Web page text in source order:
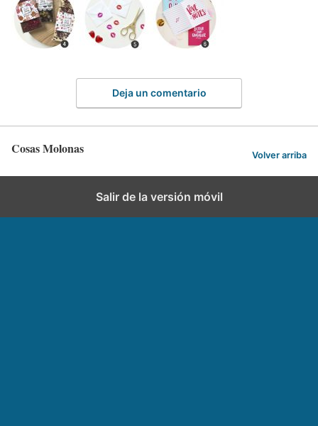
Deja un comentario
Cosas Molonas Volver arriba
Salir de la versión móvil